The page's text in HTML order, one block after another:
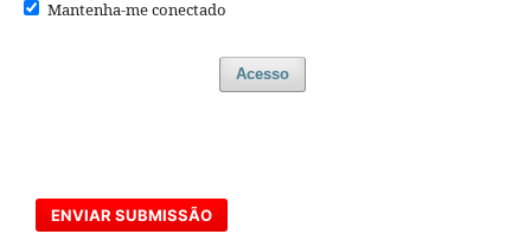
Mantenha-me conectado
Acesso
ENVIAR SUBMISSÃO